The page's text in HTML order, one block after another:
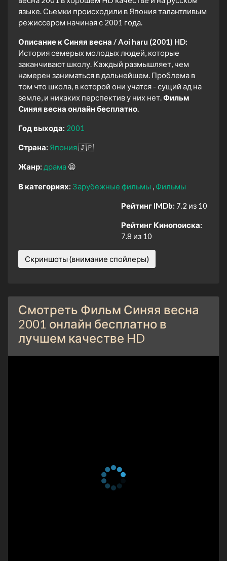
языке. Сьемки происходили в Япония талантливым
режиссером начиная с 2001 года.
Описание к Синяя весна / Aoi haru (2001) HD:
История семерых молодых людей, которые
заканчивают школу. Каждый размышляет, чем
намерен заниматься в дальнейшем. Проблема в
том что школа, в которой они учатся - сущий ад на
земле, и никаких перспектив у них нет.Фильм
Синяя весна онлайн бесплатно.
Год выхода: 2001
Страна: Япония🇯🇵
Жанр: драма 😫
В категориях: Зарубежные фильмы Фильмы
Рейтинг IMDb: 7.2 из 10
Рейтинг Кинопоиска:
7.8 из 10
Скриншоты (внимание спойлеры)
Смотреть Фильм Синяя весна
2001 онлайн бесплатно в
лучшем качестве HD